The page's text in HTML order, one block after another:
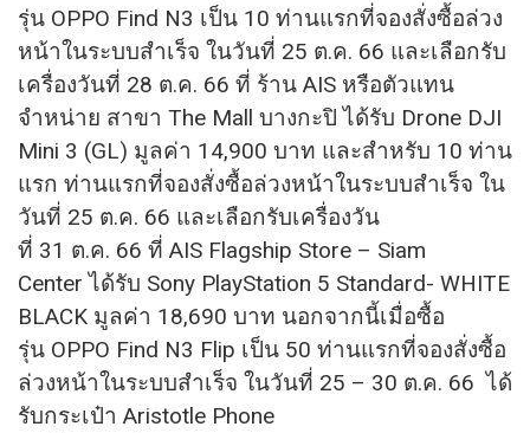
รุ่น OPPO Find N3 เป็น 10 ท่านแรกที่จองสั่งซื้อล่วง
หน้าในระบบสำเร็จ ในวันที่ 25 ต.ค. 66 และเลือกรับ
เครื่องวันที่ 28 ต.ค. 66 ที่ ร้าน AIS หรือตัวแทน
จำหน่าย สาขา The Mall บางกะปิ ได้รับ Drone DJI
Mini 3 (GL) มูลค่า 14,900 บาท และสำหรับ 10 ท่าน
แรก ท่านแรกที่จองสั่งซื้อล่วงหน้าในระบบสำเร็จ ใน
วันที่ 25 ต.ค. 66 และเลือกรับเครื่องวัน
ที่ 31 ต.ค. 66 ที่ AIS Flagship Store – Siam
Center ได้รับ Sony PlayStation 5 Standard- WHITE
BLACK มูลค่า 18,690 บาท นอกจากนี้เมื่อซื้อ
รุ่น OPPO Find N3 Flip เป็น 50 ท่านแรกที่จองสั่งซื้อ
ล่วงหน้าในระบบสำเร็จ ในวันที่ 25 – 30 ต.ค. 66 ได้
รับกระเป๋า Aristotle Phone